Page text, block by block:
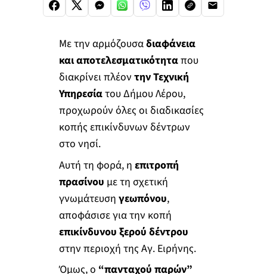
Με την αρμόζουσαδιαφάνεια
και αποτελεσματικότηταπου
διακρίνει πλέον την Τεχνική
Υπηρεσίατου Δήμου Λέρου,
προχωρούν όλες οι διαδικασίες
κοπής επικίνδυνων δέντρων
στο νησί.
Αυτή τη φορά, η επιτροπή
πρασίνου με τη σχετική
γνωμάτευση γεωπόνου,
αποφάσισε για την κοπή
επικίνδυνου ξερού δέντρου
στην περιοχή της Αγ. Ειρήνης.
Όμως, ο “πανταχού παρών”